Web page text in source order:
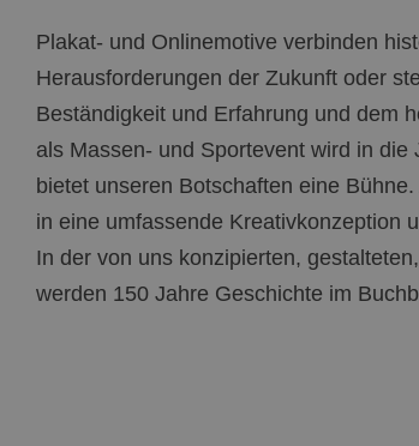
Plakat- und Onlinemotive verbinden
Herausforderungen der Zukunft oder
Beständigkeit und Erfahrung und dem
als Massen- und Sportevent wird in
bietet unseren Botschaften eine
in eine umfassende Kreativkonzeption
In der von uns konzipierten,
werden 150 Jahre Geschichte im